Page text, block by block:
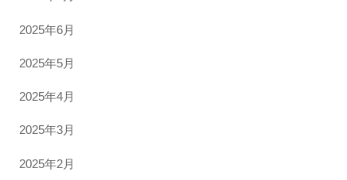
2025年6月
2025年5月
2025年4月
2025年3月
2025年2月